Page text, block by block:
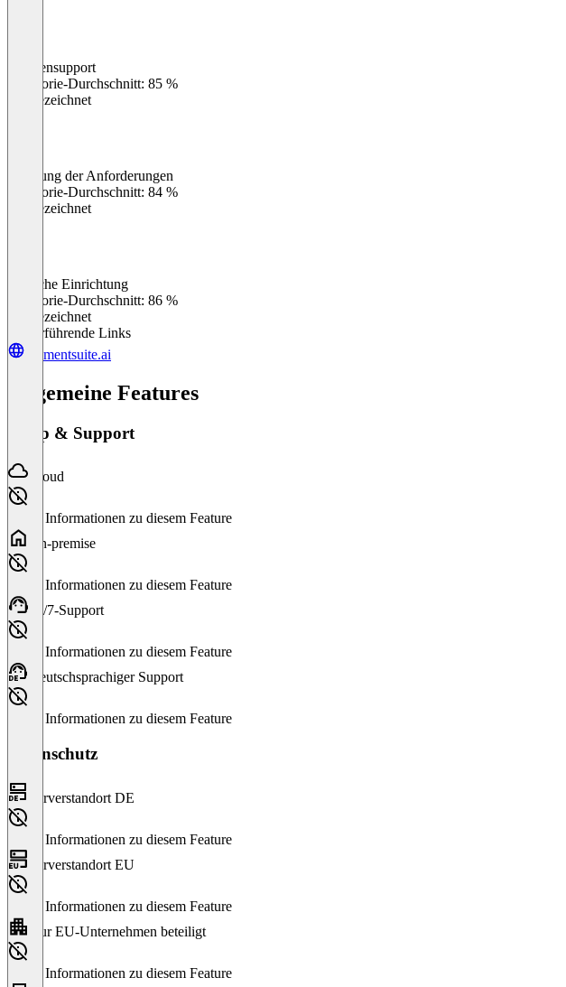
Kundensupport
Kategorie-Durchschnitt: 85 %
Ausgezeichnet
Erfüllung der Anforderungen
Kategorie-Durchschnitt: 84 %
Ausgezeichnet
Einfache Einrichtung
Kategorie-Durchschnitt: 86 %
Ausgezeichnet
Weiterführende Links
momentsuite.ai
Allgemeine Features
Setup & Support
Cloud
Keine Informationen zu diesem Feature
On-premise
Keine Informationen zu diesem Feature
24/7-Support
Keine Informationen zu diesem Feature
Deutschsprachiger Support
Keine Informationen zu diesem Feature
Datenschutz
Serverstandort DE
Keine Informationen zu diesem Feature
Serverstandort EU
Keine Informationen zu diesem Feature
Nur EU-Unternehmen beteiligt
Keine Informationen zu diesem Feature